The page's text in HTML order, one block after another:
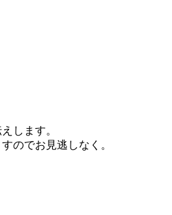
します。
のでお見逃しなく。